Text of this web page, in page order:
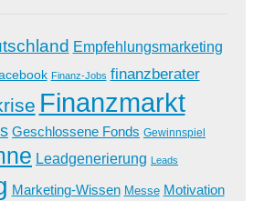
Empfehlungsmarketing
Finanz-Jobs finanzberater
Finanzmarkt
Geschlossene Fonds Gewinnspiel
Leadgenerierung Leads
Marketing-Wissen Messe Motivation